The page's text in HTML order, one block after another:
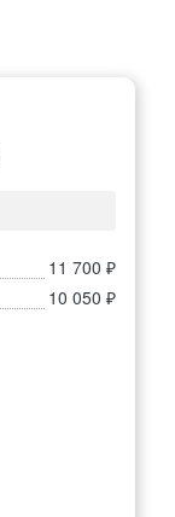
11 700 ₽
10 050 ₽